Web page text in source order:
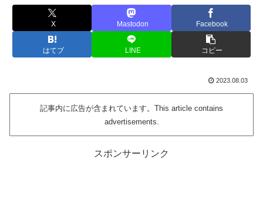
X Mastodon Facebook
はてブ LINE コピー
2023.08.03
記事内に広告が含まれています。This article contains
advertisements.
スポンサーリンク